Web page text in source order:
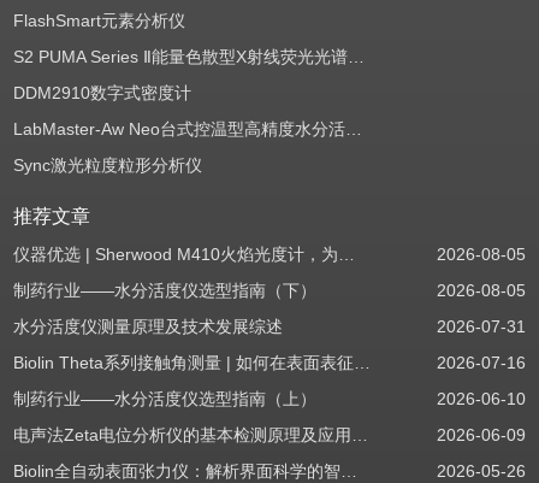
FlashSmart元素分析仪
S2 PUMA Series Ⅱ能量色散型X射线荧光光谱仪（EDXRF）
DDM2910数字式密度计
LabMaster-Aw Neo台式控温型高精度水分活度测定仪
Sync激光粒度粒形分析仪
推荐文章
仪器优选 | Sherwood M410火焰光度计，为用户检测提供值得信赖的基准方案
2026-08-05
制药行业——水分活度仪选型指南（下）
2026-08-05
水分活度仪测量原理及技术发展综述
2026-07-31
Biolin Theta系列接触角测量 | 如何在表面表征应用中使用接触角：后退角
2026-07-16
制药行业——水分活度仪选型指南（上）
2026-06-10
电声法Zeta电位分析仪的基本检测原理及应用场景
2026-06-09
Biolin全自动表面张力仪：解析界面科学的智能之眼
2026-05-26